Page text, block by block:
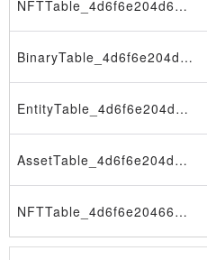
Table
NFTTable_4d6f6e204d61722020322030393a33333a3438205453542032303236
BinaryTable_4d6f6e204d61722020322030393a33333a3438205453542032303236
EntityTable_4d6f6e204d61722020322030393a33333a3438205453542032303236
AssetTable_4d6f6e204d61722020322030393a33333a3438205453542032303236
NFTTable_4d6f6e204665622032332030393a33333a3431205453542032303236